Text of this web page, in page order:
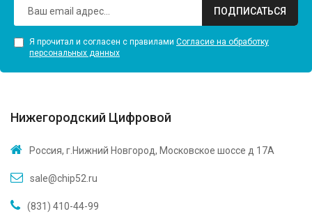
ПОДПИСАТЬСЯ
Я прочитал и согласен с правилами Согласие на обработку
персональных данных
Нижегородский Цифровой
Россия, г.Нижний Новгород, Московское шоссе д 17А
sale@chip52.ru
(831) 410-44-99